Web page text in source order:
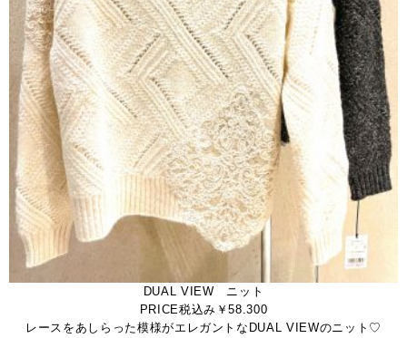
DUAL VIEW ニット
PRICE税込み￥58.300
レースをあしらった模様がエレガントなDUAL VIEWのニット♡